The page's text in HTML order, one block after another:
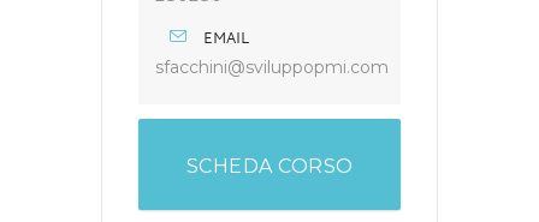
EMAIL
sfacchini@sviluppopmi.com
SCHEDA CORSO